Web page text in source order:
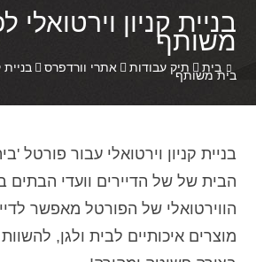
בניית קניון
משותף
בית תיק עבודות אתרי וורדפרס בניית
בית משותף
בניית קניון וירטואלי עבור פורטל
הבית של של הדיירים וועדי הבתים
הווירטואלי של הפורטל מאפשר
מוצרים איכותיים לבית ולגן, להשוות